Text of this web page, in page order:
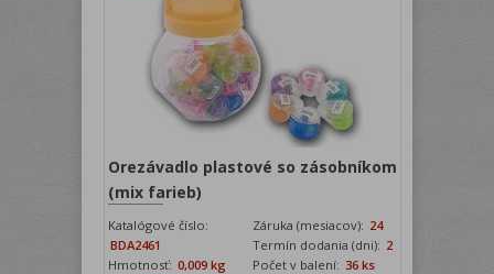
Orezávadlo plastové so zásobníkom
(mix farieb)
Katalógové číslo:
BDA2461
Záruka (mesiacov): 24
Termín dodania (dni): 2
Hmotnosť: 0,009 kg Počet v balení: 36 ks